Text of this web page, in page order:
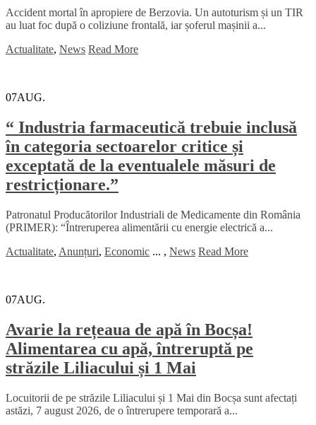
Accident mortal în apropiere de Berzovia. Un autoturism și un TIR
au luat foc după o coliziune frontală, iar șoferul mașinii a...
Actualitate, News Read More
07AUG.
“ Industria farmaceutică trebuie inclusă
în categoria sectoarelor critice și
exceptată de la eventualele măsuri de
restricționare.”
Patronatul Producătorilor Industriali de Medicamente din România
(PRIMER): “Întreruperea alimentării cu energie electrică a...
Actualitate, Anunțuri, Economic ... , News Read More
07AUG.
Avarie la rețeaua de apă în Bocșa!
Alimentarea cu apă, întreruptă pe
străzile Liliacului și 1 Mai
Locuitorii de pe străzile Liliacului și 1 Mai din Bocșa sunt afectați
astăzi, 7 august 2026, de o întrerupere temporară a...